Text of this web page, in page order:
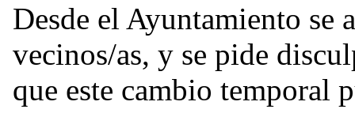
Desde el Ayuntamiento se
vecinos/as, y se pide
que este cambio temporal